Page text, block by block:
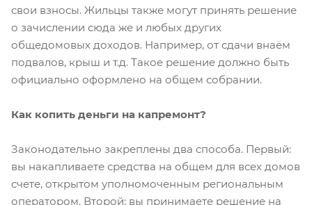
свои взносы. Жильцы также могут принять решение
о зачислении сюда же и любых других
общедомовых доходов. Например, от сдачи внаём
подвалов, крыш и т.д. Такое решение должно быть
официально оформлено на общем собрании.
Как копить деньги на капремонт?
Законодательно закреплены два способа. Первый:
вы накапливаете средства на общем для всех домов
счете, открытом уполномоченным региональным
оператором. Второй: вы принимаете решение на